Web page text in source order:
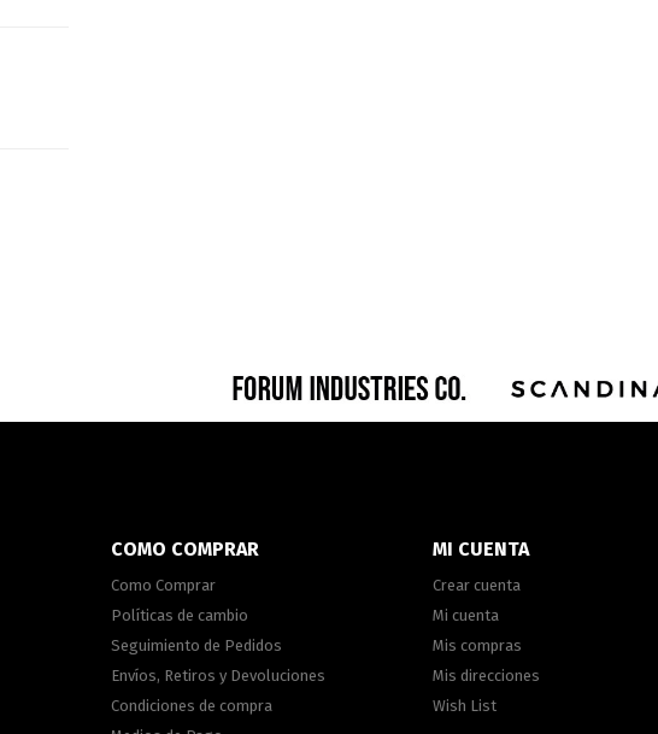
COMO COMPRAR
Como Comprar
Políticas de cambio
Seguimiento de Pedidos
Envíos, Retiros y Devoluciones
Condiciones de compra
MI CUENTA
Crear cuenta
Mi cuenta
Mis compras
Mis direcciones
Wish List